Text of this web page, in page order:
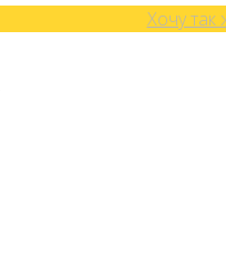
Хочу так